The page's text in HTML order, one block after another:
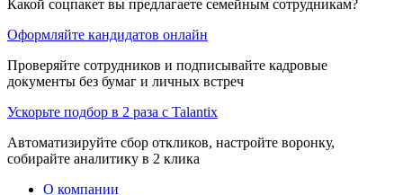
Какой соцпакет вы предлагаете семейным сотрудникам?
Оформляйте кандидатов онлайн
Проверяйте сотрудников и подписывайте кадровые
документы без бумаг и личных встреч
Ускорьте подбор в 2 раза с Talantix
Автоматизируйте сбор откликов, настройте воронку,
собирайте аналитику в 2 клика
О компании